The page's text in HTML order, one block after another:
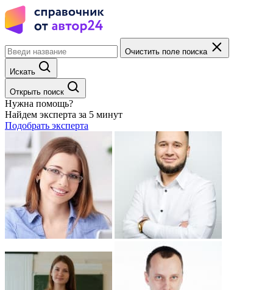
Очистить поле поиска
Искать
Открыть поиск
Нужна помощь?
Найдем эксперта за 5 минут
Подобрать эксперта